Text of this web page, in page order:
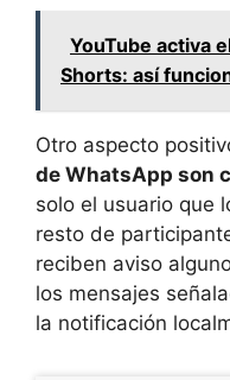
YouTube activa
Shorts: así
Otro aspecto
de WhatsApp son
solo el usuario que
resto de
reciben aviso
los mensajes
la notificación